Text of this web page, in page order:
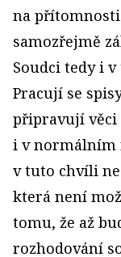
na
samozřejmě
Soudci tedy i
Pracují se
připravují
i v normálním
v tuto chvíli
která není
tomu, že až
rozhodování